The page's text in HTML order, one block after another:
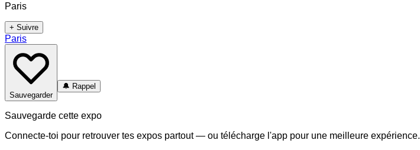
Paris
+ Suivre
Paris
Sauvegarder
🔔 Rappel
Sauvegarde cette expo
Connecte-toi pour retrouver tes expos partout — ou télécharge l'app pour une meilleure expérience.